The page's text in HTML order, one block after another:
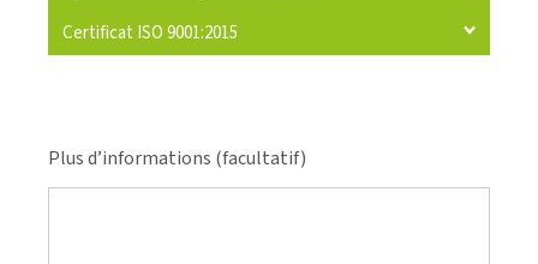
Certificat ISO 9001:2015
Plus d’informations (facultatif)